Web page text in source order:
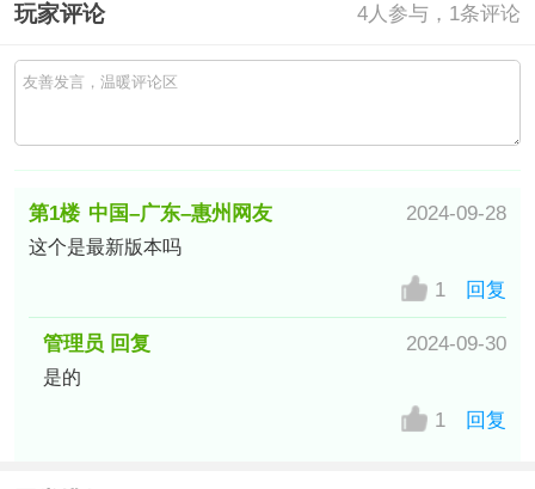
玩家评论 4人参与，1条评论
第1楼 中国–广东–惠州网友 2024-09-28
这个是最新版本吗
1 回复
管理员 回复 2024-09-30
是的
1 回复